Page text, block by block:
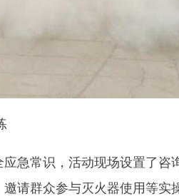
火器使用等实操演练，让群众在实
安全防范意识和防灾减灾救灾处置